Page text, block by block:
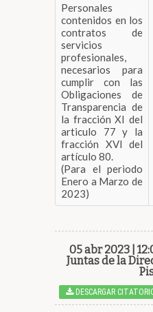
Personales
contenidos en los
contratos de
servicios
profesionales,
necesarios para
cumplir con las
Obligaciones de
Transparencia de
la fracción XI del
articulo 77 y la
fracción XVI del
artículo 80.
(Para el periodo
Enero a Marzo de
2023)
05 abr 2023 |
Juntas de la
DESCARGAR